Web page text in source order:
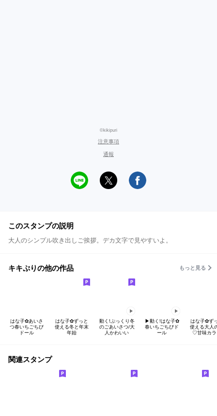
©kikipuri
注意事項
通報
このスタンプの説明
大人のシンプル吹き出しご挨拶。デカ文字で見やすいよ。
キキぷりの他の作品 もっと見る
はな子✿あいさ
つ春いちごちび
ドール
はな子✿ずっと
使える冬と年末
年始
動く!ぷっくり冬
のごあいさつ/大
人かわいい
▶︎動く!はな子✿
春いちごちびド
ール
はな子✿ず
使える大人
♡甘味カラ
関連スタンプ